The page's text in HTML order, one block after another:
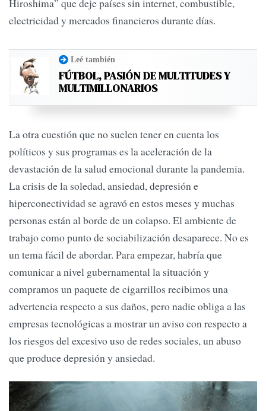
Hiroshima” que deje países sin internet, combustible,
electricidad y mercados financieros durante días.
Leé también
FÚTBOL, PASIÓN DE MULTITUDES Y
MULTIMILLONARIOS
La otra cuestión que no suelen tener en cuenta los
políticos y sus programas es la aceleración de la
devastación de la salud emocional durante la pandemia.
La crisis de la soledad, ansiedad, depresión e
hiperconectividad se agravó en estos meses y muchas
personas están al borde de un colapso. El ambiente de
trabajo como punto de sociabilización desaparece. No es
un tema fácil de abordar. Para empezar, habría que
comunicar a nivel gubernamental la situación y
compramos un paquete de cigarrillos recibimos una
advertencia respecto a sus daños, pero nadie obliga a las
empresas tecnológicas a mostrar un aviso con respecto a
los riesgos del excesivo uso de redes sociales, un abuso
que produce depresión y ansiedad.